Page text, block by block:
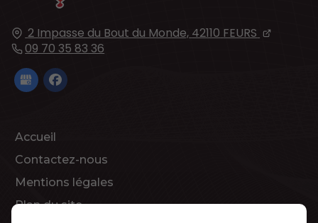
2 Impasse du Bout du Monde, 42110 FEURS
09 70 35 83 36
Accueil
Contactez-nous
Mentions légales
Plan du site